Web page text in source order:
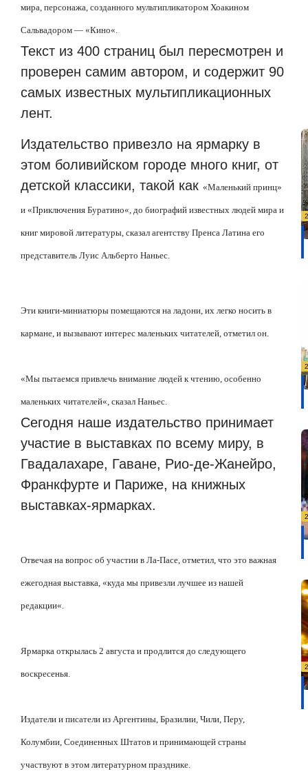
мира, персонажа, созданного мультипликатором Хоакином
Сальвадором — «Кино«.
Текст из 400 страниц был пересмотрен и
проверен самим автором, и содержит 90
самых известных мультипликационных
лент.
Издательство привезло на ярмарку в
этом боливийском городе много книг, от
детской классики, такой как «Маленький принц»
и «Приключения Буратино«, до биографий известных людей мира и
книг мировой литературы, сказал агентству Пренса Латина его
представитель Луис Альберто Наньес.
Эти книги-миниатюры помещаются на ладони, их легко носить в
кармане, и вызывают интерес маленьких читателей, отметил он.
«Мы пытаемся привлечь внимание людей к чтению, особенно
маленьких читателей«, сказал Наньес.
Сегодня наше издательство принимает
участие в выставках по всему миру, в
Гвадалахаре, Гаване, Рио-де-Жанейро,
Франкфурте и Париже, на книжных
выставках-ярмарках.
Отвечая на вопрос об участии в Ла-Пасе, отметил, что это важная
ежегодная выставка, «куда мы привезли лучшее из нашей
редакции«.
Ярмарка открылась 2 августа и продлится до следующего
воскресенья.
Издатели и писатели из Аргентины, Бразилии, Чили, Перу,
Колумбии, Соединенных Штатов и принимающей страны
участвуют в этом литературном празднике.